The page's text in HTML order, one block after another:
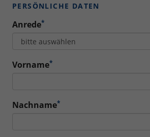
PERSÖNLICHE DATEN
Anrede*
Vorname*
Nachname*